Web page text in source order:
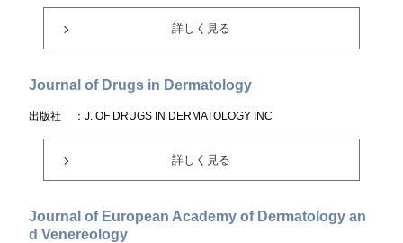
詳しく見る
Journal of Drugs in Dermatology
出版社 ：J. OF DRUGS IN DERMATOLOGY INC
詳しく見る
Journal of European Academy of Dermatology an
d Venereology